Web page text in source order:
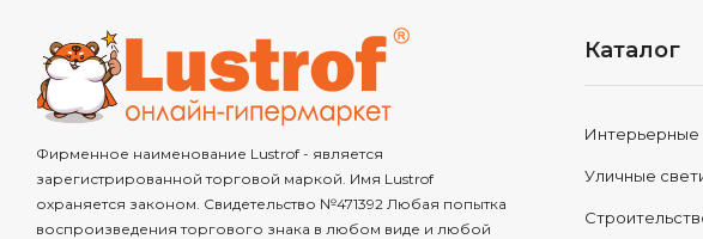
Фирменное наименование Lustrof - является
зарегистрированной торговой маркой. Имя Lustrof
охраняется законом. Свидетельство №471392 Любая попытка
воспроизведения торгового знака в любом виде и любой
Каталог
Интерьерные
Уличные